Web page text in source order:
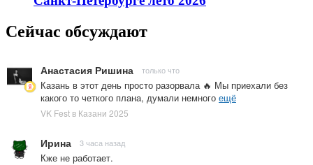
Сейчас обсуждают
Анастасия Ришина только что
Казань в этот день просто разорвала 🔥 Мы приехали без
какого то четкого плана, думали немного ещё
VK Fest в Казани 2025
Ирина 3 часа назад
Кже не работает.